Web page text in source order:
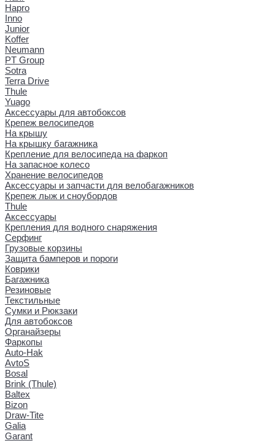
Hapro
Inno
Junior
Koffer
Neumann
PT Group
Sotra
Terra Drive
Thule
Yuago
Аксессуары для автобоксов
Крепеж велосипедов
На крышу
На крышку багажника
Крепление для велосипеда на фаркоп
На запасное колесо
Хранение велосипедов
Аксессуары и запчасти для велобагажников
Крепеж лыж и сноубордов
Thule
Аксессуары
Крепления для водного снаряжения
Серфинг
Грузовые корзины
Защита бамперов и пороги
Коврики
Багажника
Резиновые
Текстильные
Сумки и Рюкзаки
Для автобоксов
Органайзеры
Фаркопы
Auto-Hak
AvtoS
Bosal
Brink (Thule)
Baltex
Bizon
Draw-Tite
Galia
Garant